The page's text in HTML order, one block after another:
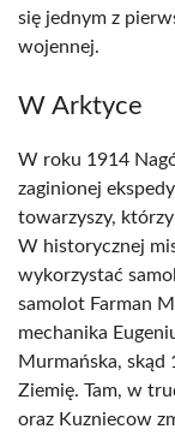
się jednym z
wojennej.
W Arktyce
W roku 1914
zaginionej
towarzyszy,
W historycznej
wykorzystać
samolot Farman
mechanika
Murmańska, skąd
Ziemię. Tam, w
oraz Kuzniecow